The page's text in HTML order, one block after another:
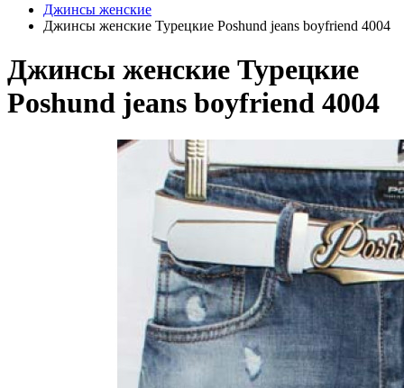
Джинсы женские
Джинсы женские Турецкие Poshund jeans boyfriend 4004
Джинсы женские Турецкие
Poshund jeans boyfriend 4004